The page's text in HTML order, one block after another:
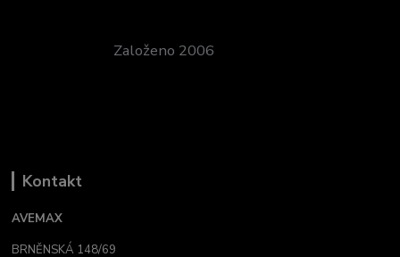
Založeno 2006
Kontakt
AVEMAX
BRNĚNSKÁ 148/69